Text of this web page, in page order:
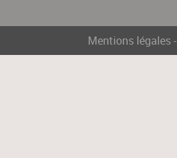
Mentions légales-